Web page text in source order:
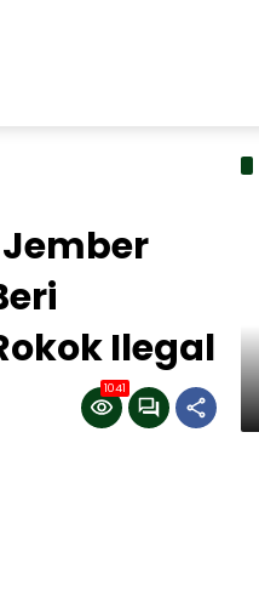
Ilegal
1041